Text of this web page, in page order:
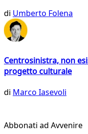
di Umberto Folena
Centrosinistra, non
progetto culturale
di Marco Iasevoli
Abbonati ad Avvenire